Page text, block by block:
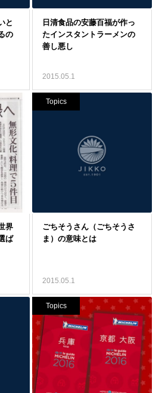
2015.05.1
Topics
2015.05.1
Topics